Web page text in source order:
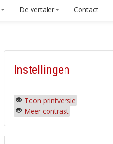
De vertaler Contact
Instellingen
Toon printversie
Meer contrast